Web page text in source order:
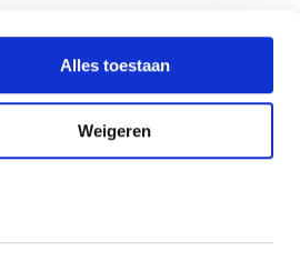
Alles toestaan
Weigeren